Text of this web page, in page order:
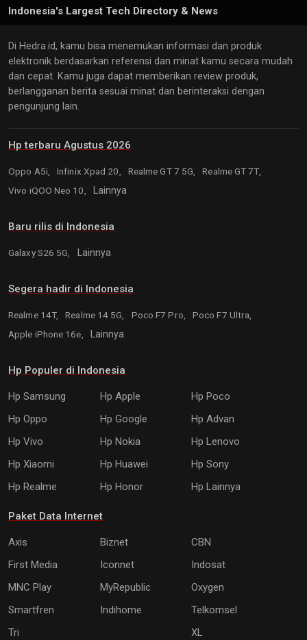
Indonesia's Largest Tech Directory & News
Di Hedra.id, kamu bisa menemukan informasi dan produk
elektronik berdasarkan referensi dan minat kamu secara mudah
dan cepat. Kamu juga dapat memberikan review produk,
berlangganan berita sesuai minat dan berinteraksi dengan
pengunjung lain.
Hp terbaru Agustus 2026
Oppo A5i, Infinix Xpad 20, Realme GT 7 5G,
Realme GT 7T,
Vivo iQOO Neo 10,
Lainnya
Baru rilis di Indonesia
Galaxy S26 5G, Lainnya
Segera hadir di Indonesia
Realme 14T, Realme 14 5G, Poco F7 Pro,
Poco F7 Ultra,
Apple iPhone 16e,
Lainnya
Hp Populer di Indonesia
Hp Samsung Hp Apple
Hp Poco
Hp Oppo
Hp Google
Hp Advan
Hp Vivo
Hp Nokia
Hp Lenovo
Hp Xiaomi
Hp Huawei
Hp Sony
Hp Realme
Hp Honor Hp Lainnya
Paket Data Internet
Axis Biznet
CBN
First Media
Iconnet
Indosat
MNC Play
MyRepublic
Oxygen
Smartfren
Indihome
Telkomsel
Tri
XL